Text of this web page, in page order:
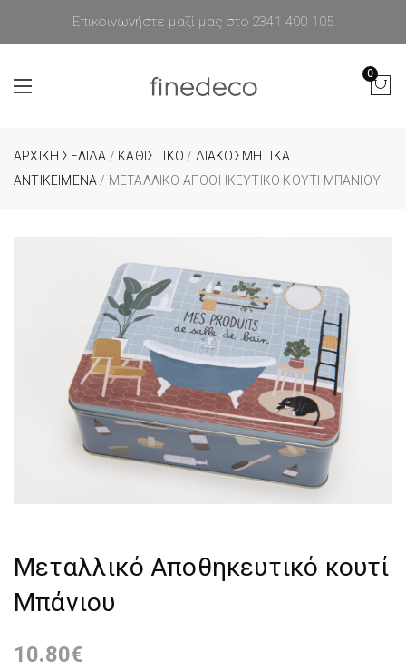
Επικοινωνήστε μαζί μας στο 2341 400 105
0
ΑΡΧΙΚΉ ΣΕΛΊΔΑ / ΚΑΘΙΣΤΙΚΟ / ΔΙΑΚΟΣΜΗΤΙΚΑ
ΑΝΤΙΚΕΙΜΕΝΑ / ΜΕΤΑΛΛΙΚΌ ΑΠΟΘΗΚΕΥΤΙΚΌ ΚΟΥΤΊ ΜΠΆΝΙΟΥ
Μεταλλικό Αποθηκευτικό κουτί
Μπάνιου
10.80€